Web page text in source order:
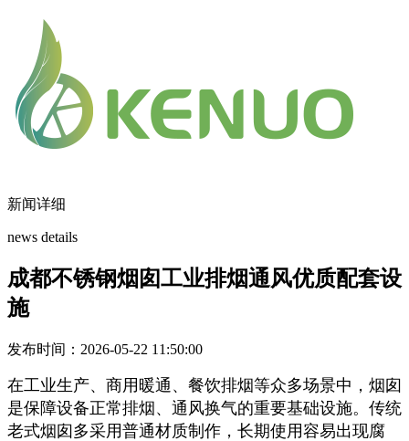
新闻详细
news details
成都不锈钢烟囱工业排烟通风优质配套设
施
发布时间：2026-05-22 11:50:00
在工业生产、商用暖通、餐饮排烟等众多场景中，烟囱
是保障设备正常排烟、通风换气的重要基础设施。传统
老式烟囱多采用普通材质制作，长期使用容易出现腐